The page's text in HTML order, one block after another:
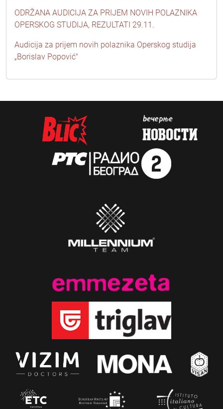
ODRŽANA AUDICIJA ZA PRIJEM NOVIH POLAZNIKA
OPERSKOG STUDIJA, REZULTATI 29.11.
Audicija za prijem novih polaznika Operskog studija
„Borislav Popović"